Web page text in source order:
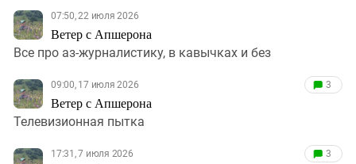
07:50, 22 июля 2026
Ветер с Апшерона
Все про аз-журналистику, в кавычках и без
09:00, 17 июля 2026
Ветер с Апшерона
3
Телевизионная пытка
17:31, 7 июля 2026 3